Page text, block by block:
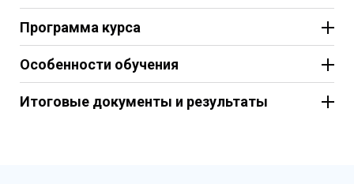
Программа курса
Особенности обучения
Итоговые документы и результаты